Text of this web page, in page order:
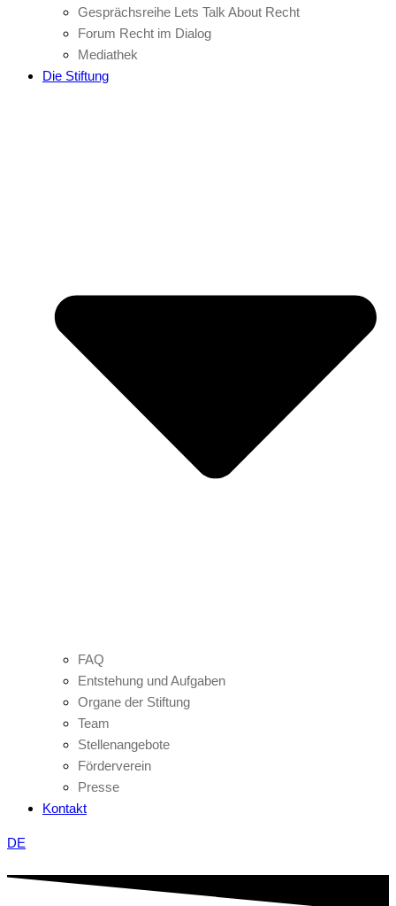
Gesprächsreihe Lets Talk About Recht
Forum Recht im Dialog
Mediathek
Die Stiftung
FAQ
Entstehung und Aufgaben
Organe der Stiftung
Team
Stellenangebote
Förderverein
Presse
Kontakt
DE